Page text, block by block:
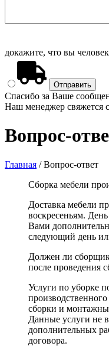
докажите, что вы
Спасибо за Ваше
Наш менеджер свяжется
Вопрос-
Главная /Вопрос-ответ
Сборка мебели
Доставка мебели
воскресеньям.
Вами
следующий день
Должен ли
после проведения
Услуги по уборке
сборки и
Данные услуги не
дополнительных
договора.